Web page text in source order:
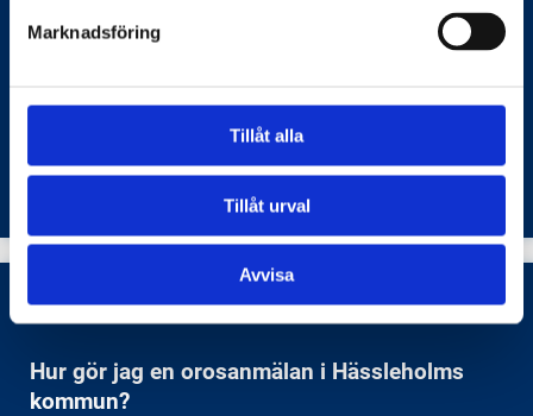
Marknadsföring
Tillåt alla
Tillåt urval
Avvisa
Hässleholms kommun?
Hur gör jag en orosanmälan i Hässleholms
kommun?